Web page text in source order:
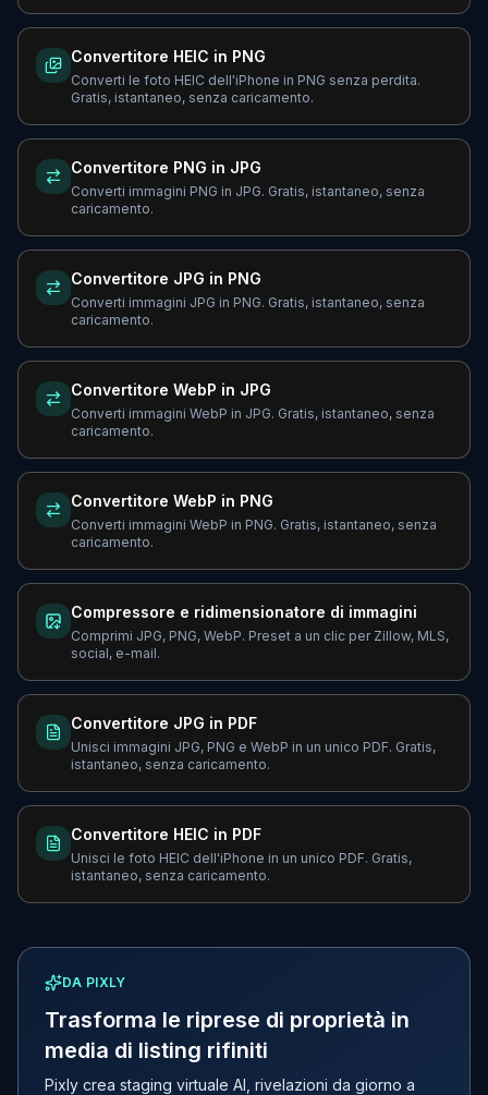
Convertitore HEIC in PNG
Converti le foto HEIC dell'iPhone in PNG senza perdita.
Gratis, istantaneo, senza caricamento.
Convertitore PNG in JPG
Converti immagini PNG in JPG. Gratis, istantaneo, senza
caricamento.
Convertitore JPG in PNG
Converti immagini JPG in PNG. Gratis, istantaneo, senza
caricamento.
Convertitore WebP in JPG
Converti immagini WebP in JPG. Gratis, istantaneo, senza
caricamento.
Convertitore WebP in PNG
Converti immagini WebP in PNG. Gratis, istantaneo, senza
caricamento.
Compressore e ridimensionatore di immagini
Comprimi JPG, PNG, WebP. Preset a un clic per Zillow, MLS,
social, e-mail.
Convertitore JPG in PDF
Unisci immagini JPG, PNG e WebP in un unico PDF. Gratis,
istantaneo, senza caricamento.
Convertitore HEIC in PDF
Unisci le foto HEIC dell'iPhone in un unico PDF. Gratis,
istantaneo, senza caricamento.
DA PIXLY
Trasforma le riprese di proprietà in
media di listing rifiniti
Pixly crea staging virtuale AI, rivelazioni da giorno a